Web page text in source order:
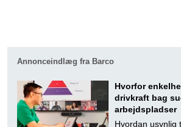
Annonceindlæg fra Barco
Hvorfor
drivkraft bag
arbejdspladser
Hvordan usynlig